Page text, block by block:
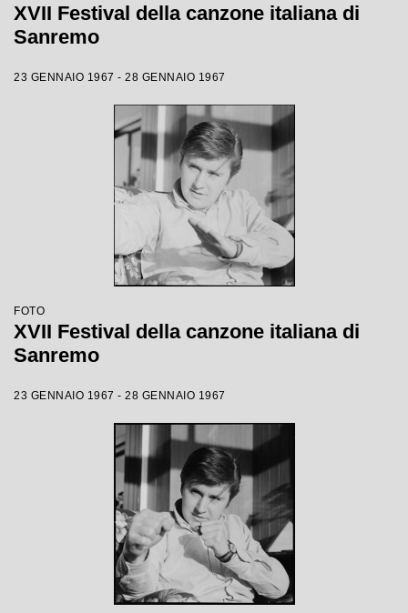
XVII Festival della canzone italiana di
Sanremo
23 GENNAIO 1967 - 28 GENNAIO 1967
FOTO
XVII Festival della canzone italiana di
Sanremo
23 GENNAIO 1967 - 28 GENNAIO 1967